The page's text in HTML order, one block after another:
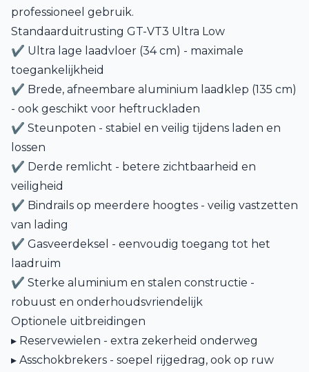
professioneel gebruik.
Standaarduitrusting GT-VT3 Ultra Low
✔ Ultra lage laadvloer (34 cm) - maximale
toegankelijkheid
✔ Brede, afneembare aluminium laadklep (135 cm)
- ook geschikt voor heftruckladen
✔ Steunpoten - stabiel en veilig tijdens laden en
lossen
✔ Derde remlicht - betere zichtbaarheid en
veiligheid
✔ Bindrails op meerdere hoogtes - veilig vastzetten
van lading
✔ Gasveerdeksel - eenvoudig toegang tot het
laadruim
✔ Sterke aluminium en stalen constructie -
robuust en onderhoudsvriendelijk
Optionele uitbreidingen
▸ Reservewielen - extra zekerheid onderweg
▸ Asschokbrekers - soepel rijgedrag, ook op ruw